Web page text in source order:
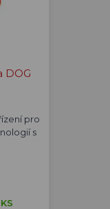
DOG
pro
s